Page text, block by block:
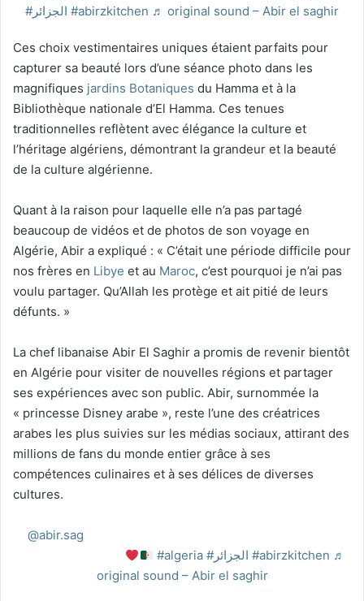
#الجزائر #abirzkitchen ♬ original sound – Abir el saghir
Ces choix vestimentaires uniques étaient parfaits pour
capturer sa beauté lors d’une séance photo dans les
magnifiques jardins Botaniques du Hamma et à la
Bibliothèque nationale d’El Hamma. Ces tenues
traditionnelles reflètent avec élégance la culture et
l’héritage algériens, démontrant la grandeur et la beauté
de la culture algérienne.
Quant à la raison pour laquelle elle n’a pas partagé
beaucoup de vidéos et de photos de son voyage en
Algérie, Abir a expliqué : « C’était une période difficile pour
nos frères en Libye et au Maroc, c’est pourquoi je n’ai pas
voulu partager. Qu’Allah les protège et ait pitié de leurs
défunts. »
La chef libanaise Abir El Saghir a promis de revenir bientôt
en Algérie pour visiter de nouvelles régions et partager
ses expériences avec son public. Abir, surnommée la
« princesse Disney arabe », reste l’une des créatrices
arabes les plus suivies sur les médias sociaux, attirant des
millions de fans du monde entier grâce à ses
compétences culinaires et à ses délices de diverses
cultures.
@abir.sag
#algeria #الجزائر #abirzkitchen ♬
original sound – Abir el saghir